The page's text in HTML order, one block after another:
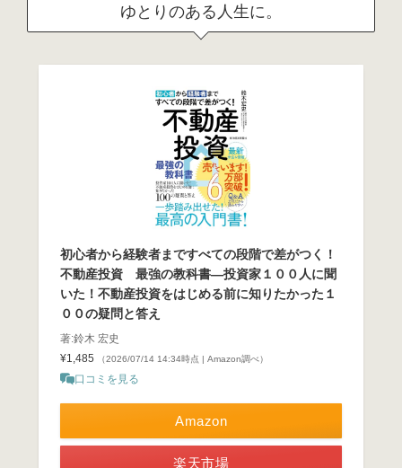
ゆとりのある人生に。
初心者から経験者まですべての段階で差がつく！
不動産投資 最強の教科書―投資家１００人に聞
いた！不動産投資をはじめる前に知りたかった１
００の疑問と答え
著:鈴木 宏史
¥1,485
（2026/07/14 14:34時点 | Amazon調べ）
口コミを見る
Amazon
楽天市場